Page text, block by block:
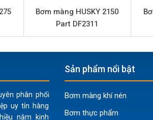
1/2” (Kết nối ren)
2″ (Kết nối ren)
Santoprene
PTFE (Teflon)
Inox 316
Bơm màng HUSKY 2150
Part DF2311
phân phối
uy tín hàng
năm kinh
Sản phẩm nổi bật
Bơm màng khí nén
Bơm thực phẩm